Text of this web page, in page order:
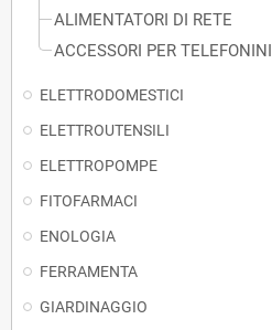
ALIMENTATORI DI RETE
ACCESSORI PER TELEFONINI
ELETTRODOMESTICI
ELETTROUTENSILI
ELETTROPOMPE
FITOFARMACI
ENOLOGIA
FERRAMENTA
GIARDINAGGIO